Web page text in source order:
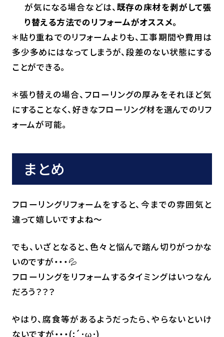
が気になる場合などは、 既存の床材を剥がして張
り替える方法でのリフォームがオススメ。
＊貼り重ねでのリフォームよりも、工事期間や費用は
多少多めにはなってしまうが、段差のない状態にする
ことができる。
＊張り替えの場合、フローリングの厚みをそれほど気
にすることなく、好きなフローリング材を選んでのリフ
ォームが可能。
まとめ
フローリングリフォームをすると、今までの雰囲気と
違って嬉しいですよね～
でも、いざとなると、色々と悩んで踏ん切りがつかな
いのですが・・・💦
フローリングをリフォームするタイミングはいつなん
だろう？？？
やはり、腐食等があるようだったら、やらないといけ
ないですが・・・(;´･ω･)